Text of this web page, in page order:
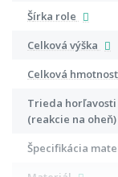
Šírka role
Celková výška
Celková hmotnosť
Trieda horľavosti
(reakcie na oheň)
Špecifikácia